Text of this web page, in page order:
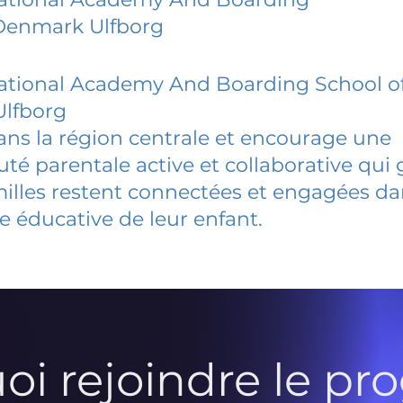
Ulfborg
Academy And Boarding School
la région centrale et encourage une
parentale active et collaborative qui
restent connectées et engagées
éducative de leur enfant.
rejoindre le